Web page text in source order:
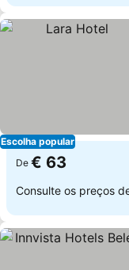
Escolha popular
De € 63
Consulte os preços